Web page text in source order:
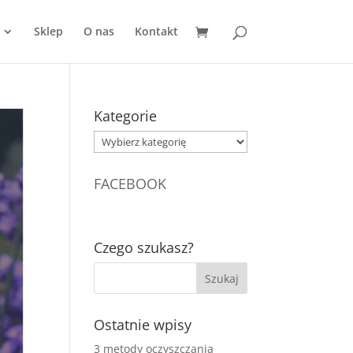
Sklep O nas Kontakt
Kategorie
Kategorie
FACEBOOK
Czego szukasz?
Ostatnie wpisy
3 metody oczyszczania